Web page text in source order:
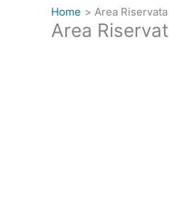
Home Area Riservata
Area